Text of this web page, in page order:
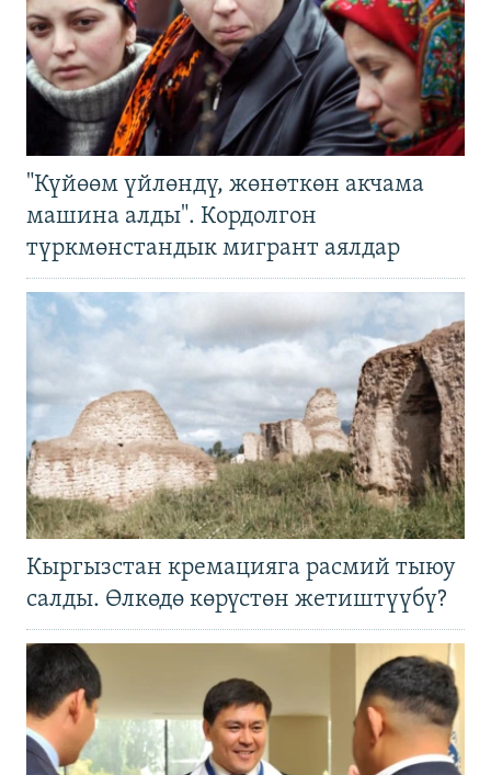
"Күйөөм үйлөндү, жөнөткөн акчама
машина алды". Кордолгон
түркмөнстандык мигрант аялдар
Кыргызстан кремацияга расмий тыюу
салды. Өлкөдө көрүстөн жетиштүүбү?